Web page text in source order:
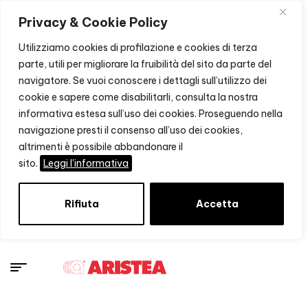
Privacy & Cookie Policy
Utilizziamo cookies di profilazione e cookies di terza
parte, utili per migliorare la fruibilità del sito da parte del
navigatore. Se vuoi conoscere i dettagli sull’utilizzo dei
cookie e sapere come disabilitarli, consulta la nostra
informativa estesa sull’uso dei cookies. Proseguendo nella
navigazione presti il consenso all’uso dei cookies,
altrimenti è possibile abbandonare il
sito. Leggi l'informativa
Rifiuta Accetta